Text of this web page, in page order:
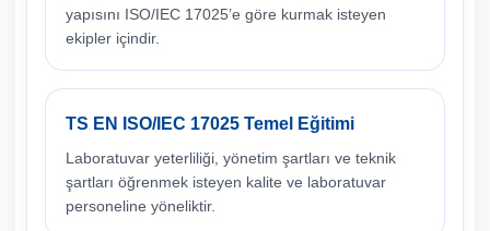
yapısını ISO/IEC 17025’e göre kurmak isteyen
ekipler içindir.
TS EN ISO/IEC 17025 Temel Eğitimi
Laboratuvar yeterliliği, yönetim şartları ve teknik
şartları öğrenmek isteyen kalite ve laboratuvar
personeline yöneliktir.